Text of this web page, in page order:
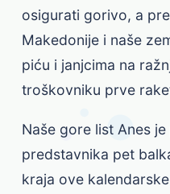
osigurati gorivo, a
Makedonije i naše
piću i janjcima na
troškovniku prve
Naše gore list Anes
predstavnika pet
kraja ove